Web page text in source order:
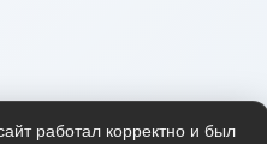
работал корректно и был